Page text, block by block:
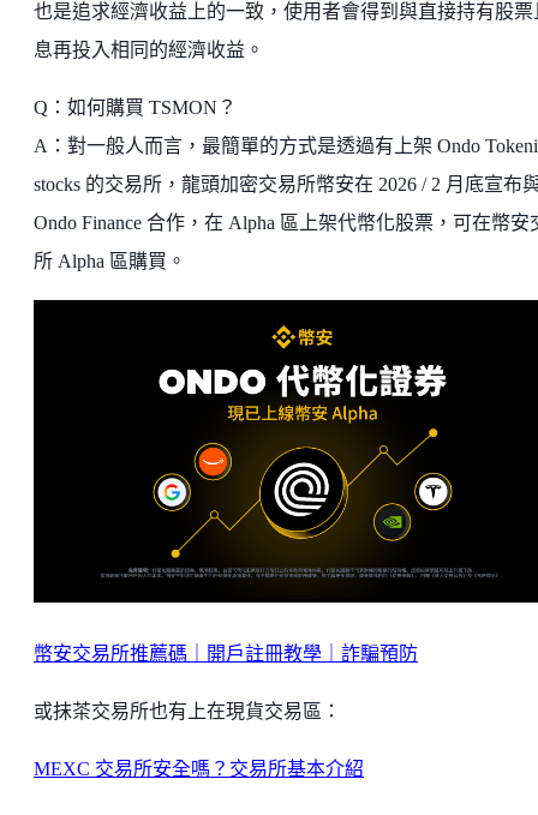
也是追求經濟收益上的一致，使用者會得到與直接持有股票
息再投入相同的經濟收益。
Q：如何購買 TSMON？
A：對一般人而言，最簡單的方式是透過有上架 Ondo
stocks 的交易所，龍頭加密交易所幣安在 2026 / 2 月底宣布
Ondo Finance 合作，在 Alpha 區上架代幣化股票，可在幣安
所 Alpha 區購買。
幣安交易所推薦碼｜開戶註冊教學｜詐騙預防
或抹茶交易所也有上在現貨交易區：
MEXC 交易所安全嗎？交易所基本介紹